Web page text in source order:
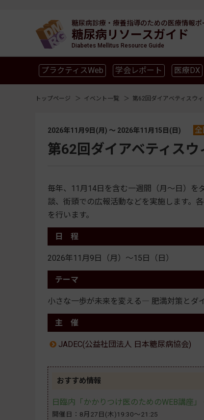
糖尿病診療・療養指導のための医療情報ポ
糖尿病リソースガイド
Diabetes Mellitus Resource Guide
プラクティスWeb 学会レポート 医療DX
トップページ イベント一覧 第62回ダイアベティスウィ
2026年11月9日(月) 〜 2026年11月15日(日) 全
第62回ダイアベティスウ
毎年、11月14日を含む一週間（月～日）を
談、街頭での広報活動などを実施します。
を行います。
日 程
2026年11月9日（月）～15日（日）
テーマ
小さな一歩が未来を変える― 肥満対策とダ
主 催
JADEC(公益社団法人 日本糖尿病協会)
おすすめ情報
日臨内「かかりつけ医のためのWEB講座
開催日：8月27日(木)19:30～21:25